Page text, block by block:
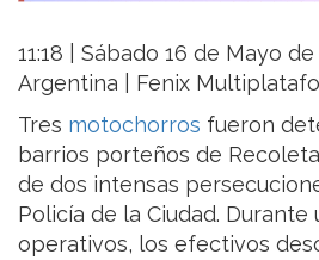
11:18 | Sábado 16 de Mayo
Argentina | Fenix
Tres motochorros fueron
barrios porteños de
de dos intensas
Policía de la Ciudad. Durante
operativos, los efectivos